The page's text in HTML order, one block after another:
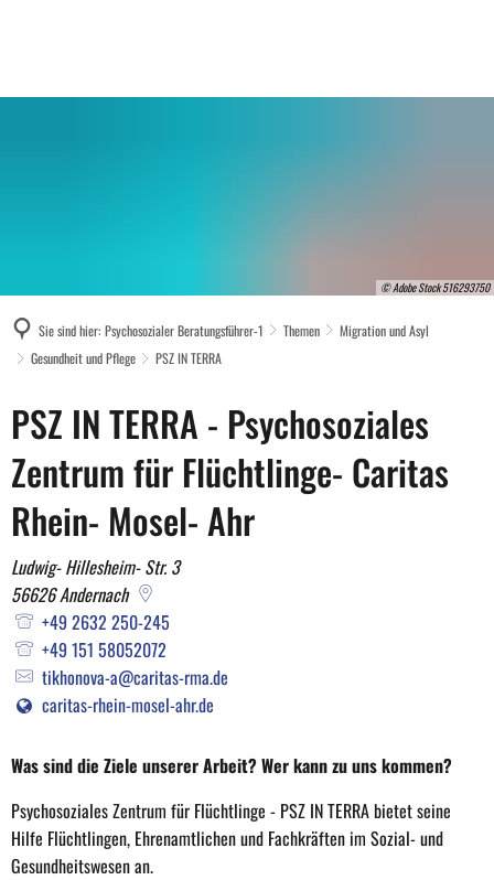
© Adobe Stock 516293750
Sie sind hier: Psychosozialer Beratungsführer-1 Themen
Migration und Asyl
Gesundheit und Pflege
PSZ IN TERRA
PSZ
IN
TERRA
PSZ IN TERRA - Psychosoziales
Zentrum für Flüchtlinge- Caritas
Rhein- Mosel- Ahr
Ludwig- Hillesheim- Str. 3
56626Andernach
+49 2632 250-245
+49 151 58052072
tikhonova-a@caritas-rma.de
caritas-rhein-mosel-ahr.de
Was sind die Ziele unserer Arbeit? Wer kann zu uns kommen?
Psychosoziales Zentrum für Flüchtlinge - PSZ IN TERRA bietet seine
Hilfe Flüchtlingen, Ehrenamtlichen und Fachkräften im Sozial- und
Gesundheitswesen an.